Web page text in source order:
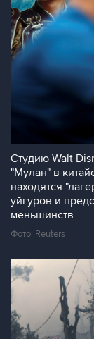
Студию Walt
"Мулан" в
находятся
уйгуров и
меньшинств
Фото: Reuters